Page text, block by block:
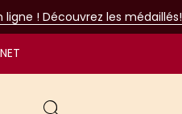
ligne ! Découvrez les médaillés!